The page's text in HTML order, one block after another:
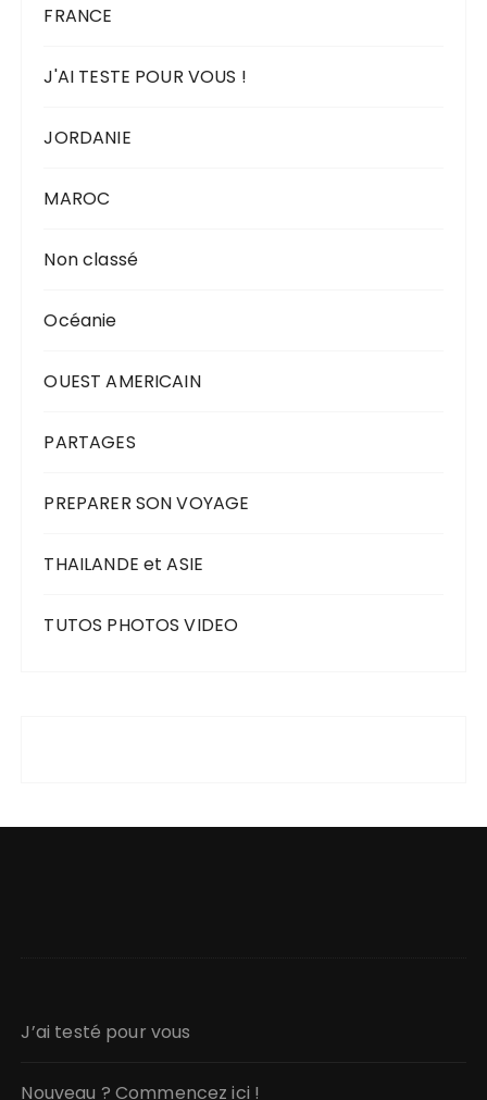
FRANCE
J'AI TESTE POUR VOUS !
JORDANIE
MAROC
Non classé
Océanie
OUEST AMERICAIN
PARTAGES
PREPARER SON VOYAGE
THAILANDE et ASIE
TUTOS PHOTOS VIDEO
J’ai testé pour vous
Nouveau ? Commencez ici !